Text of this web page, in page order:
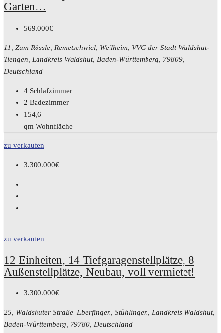
Garten…
569.000€
11, Zum Rössle, Remetschwiel, Weilheim, VVG der Stadt Waldshut-
Tiengen, Landkreis Waldshut, Baden-Württemberg, 79809,
Deutschland
4 Schlafzimmer
2 Badezimmer
154,6
qm Wohnfläche
zu verkaufen
3.300.000€
zu verkaufen
12 Einheiten, 14 Tiefgaragenstellplätze, 8
Außenstellplätze, Neubau, voll vermietet!
3.300.000€
25, Waldshuter Straße, Eberfingen, Stühlingen, Landkreis Waldshut,
Baden-Württemberg, 79780, Deutschland